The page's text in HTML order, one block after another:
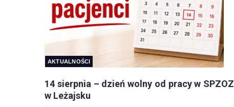
AKTUALNOŚCI
14 sierpnia – dzień wolny od pracy w SPZOZ
w Leżajsku